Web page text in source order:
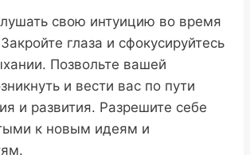
свою интуицию во время
глаза и сфокусируйтесь
Позвольте вашей
и вести вас по пути
и развития. Разрешите себе
к новым идеям и